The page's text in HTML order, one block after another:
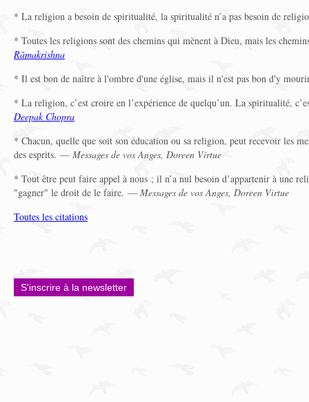
* La religion a besoin de spiritualité, la spiritualité n’a pas besoin de
* Toutes les religions sont des chemins qui mènent à Dieu, mais les
Râmakrishna
* Il est bon de naître à l'ombre d'une église, mais il n'est pas bon d'y
* La religion, c’est croire en l’expérience de quelqu’un. La spiritualité,
Deepak Chopra
* Chacun, quelle que soit son éducation ou sa religion, peut recevoir les
des esprits. — Messages de vos Anges, Doreen Virtue
* Tout être peut faire appel à nous ; il n’a nul besoin d’appartenir à une
"gagner" le droit de le faire. — Messages de vos Anges, Doreen Virtue
Toutes les citations
S'inscrire à la newsletter